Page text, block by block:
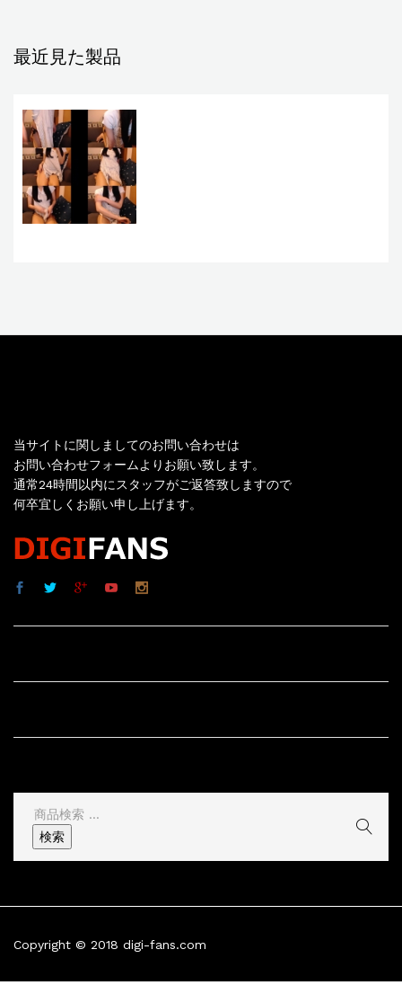
最近見た製品
当サイトに関しましてのお問い合わせは
お問い合わせフォームよりお願い致します。
通常24時間以内にスタッフがご返答致しますので
何卒宜しくお願い申し上げます。
検
索
結
検索
Copyright © 2018 digi-fans.com